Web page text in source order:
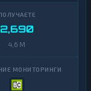
2,690
4,6 M